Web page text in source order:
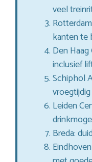
veel
kanten te
Den
inclusief
Schiphol
Leiden
Breda: